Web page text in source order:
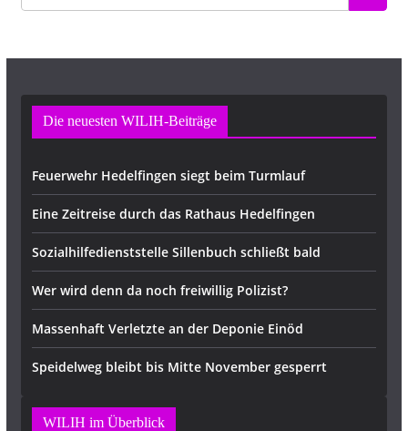
Die neuesten WILIH-Beiträge
Feuerwehr Hedelfingen siegt beim Turmlauf
Eine Zeitreise durch das Rathaus Hedelfingen
Sozialhilfedienststelle Sillenbuch schließt bald
Wer wird denn da noch freiwillig Polizist?
Massenhaft Verletzte an der Deponie Einöd
Speidelweg bleibt bis Mitte November gesperrt
WILIH im Überblick